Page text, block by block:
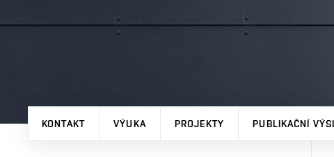
KONTAKT VÝUKA PROJEKTY PUBLIKAČNÍ